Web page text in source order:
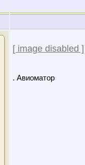
[ image disabled ]
. Авиоматор